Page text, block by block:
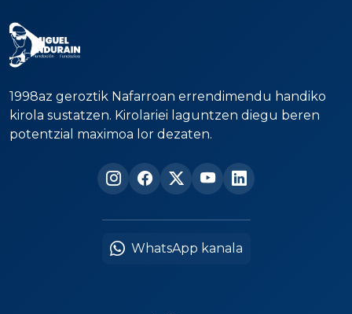
1998az geroztik Nafarroan errendimendu handiko
kirola sustatzen. Kirolariei laguntzen diegu beren
potentzial maximoa lor dezaten.
WhatsApp kanala